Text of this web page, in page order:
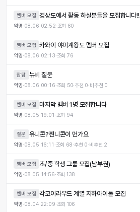
멤버 모집 경상도에서 활동 하실분들을 모집합니다!!
익명·08.06 02:52·조회 60
멤버 모집 카와이 야미계왕도 멤버 모집
익명·08.06 02:13·조회76
잡담 뉴비 질문
익명·08.06 00:16·조회 50·추천 0·비추천 0
멤버 모집 마지막 멤버 1명 모집합니다
익명·08.05 19:01 ·조회 94
질문 유니콘?찐니콘이 먼가요
익명·08.05 16:11 ·조회 68·추천 0·비추천 2
멤버 모집 초/중 학생 그룹 모집(남부권)
익명·08.05 14:56·조회138
멤버 모집 각코이라우드 계열 지하아이돌 모집
익명·08.04 22:09·조회106